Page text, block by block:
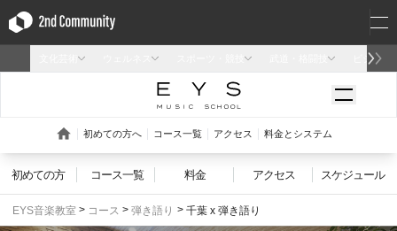
初めての方 コース一覧 料金 アクセス スケジュール
EYS音楽教室 コース 弾き語り 千葉 x 弾き語り